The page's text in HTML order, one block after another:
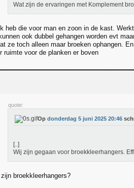
Wat zijn de ervaringen met Komplement
heb die voor man en zoon in de kast.
ook dubbel gehangen worden evt
ze toch alleen maar broeken ophangen.
ruimte voor de planken er boven
quote:
Op donderdag 5 juni 2025 20:46
[..]
Wij zijn gegaan voor broekkleerhangers.
broekkleerhangers?